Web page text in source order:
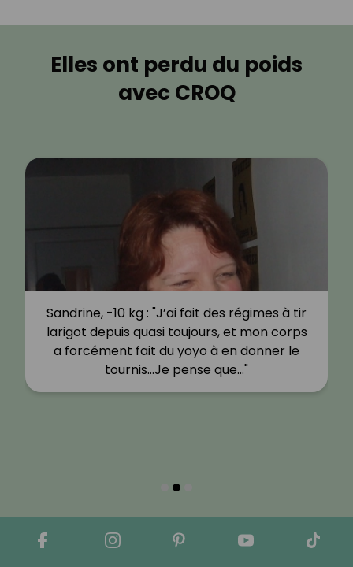
Elles ont perdu du poids
avec CROQ
Sandrine, -10 kg : "J’ai fait des régimes à tir
larigot depuis quasi toujours, et mon corps
a forcément fait du yoyo à en donner le
tournis…Je pense que…"